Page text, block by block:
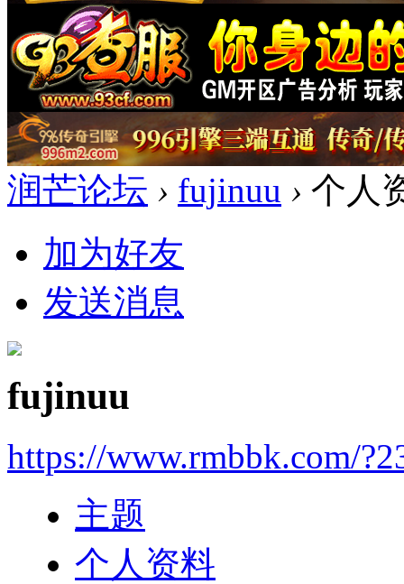
润芒论坛 › fujinuu › 个人
加为好友
发送消息
fujinuu
https://www.rmbbk.com/
主题
个人资料